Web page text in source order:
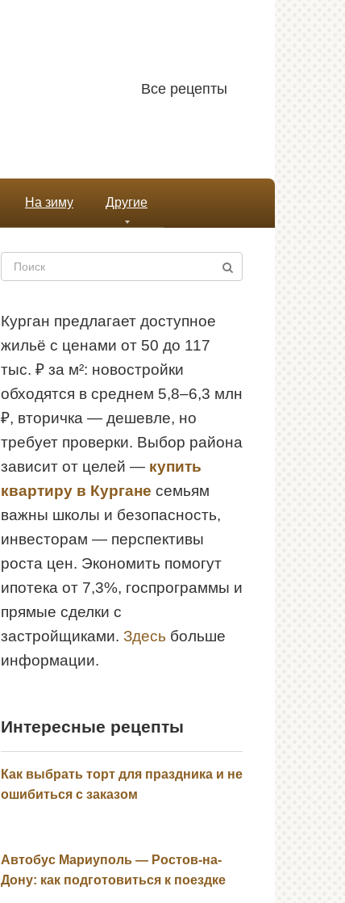
Все рецепты
На зиму Другие
Поиск:
Курган предлагает доступное
жильё с ценами от 50 до 117
тыс. ₽ за м²: новостройки
обходятся в среднем 5,8–6,3 млн
₽, вторичка — дешевле, но
требует проверки. Выбор района
зависит от целей — купить
квартиру в Кургане семьям
важны школы и безопасность,
инвесторам — перспективы
роста цен. Экономить помогут
ипотека от 7,3%, госпрограммы и
прямые сделки с
застройщиками. Здесь больше
информации.
Интересные рецепты
Как выбрать торт для праздника и не
ошибиться с заказом
Автобус Мариуполь — Ростов-на-
Дону: как подготовиться к поездке